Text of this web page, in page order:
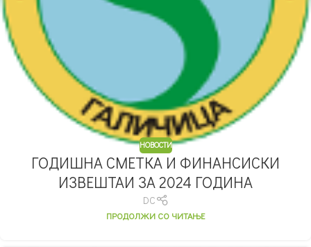
НОВОСТИ
ГОДИШНА СМЕТКА И ФИНАНСИСКИ
ИЗВЕШТАИ ЗА 2024 ГОДИНА
DC
ПРОДОЛЖИ СО ЧИТАЊЕ